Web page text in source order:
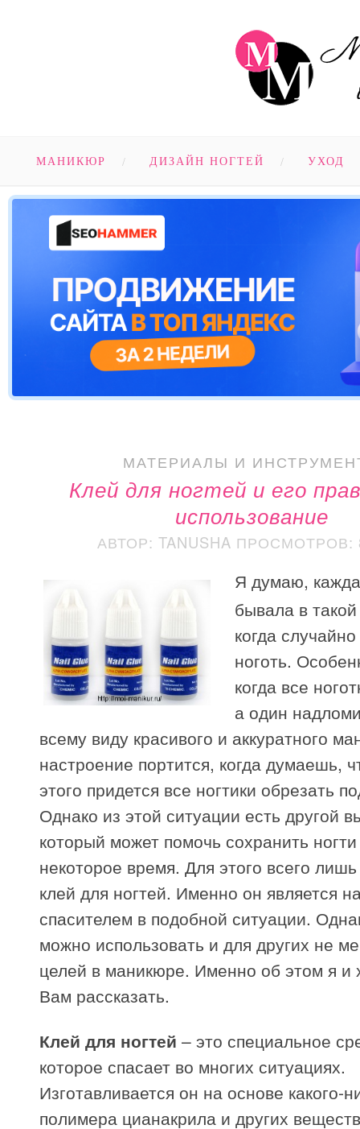
МАНИКЮР ДИЗАЙН НОГТЕЙ УХОД
МАТЕРИАЛЫ И
Клей для ногтей и его
использование
АВТОР: TANUSHA ПРОСМОТРОВ:
Я думаю,
бывала в
когда
ноготь.
когда все
а один
всему виду красивого и аккуратного
настроение портится, когда думаешь,
этого придется все ногтики обрезать
Однако из этой ситуации есть другой
который может помочь сохранить
некоторое время. Для этого всего
клей для ногтей. Именно он является
спасителем в подобной ситуации.
можно использовать и для других не
целей в маникюре. Именно об этом я и
Вам рассказать.
Клей для ногтей – это специальное
которое спасает во многих ситуациях.
Изготавливается он на основе какого-
полимера цианакрила и других